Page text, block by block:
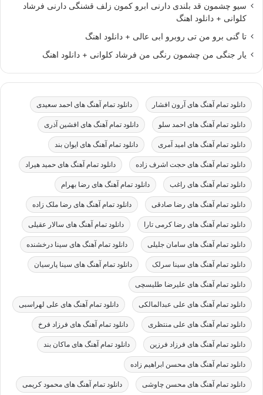
سیو چشمون قد بلندی دارنی ابرو کمون زلف قشنگی دارنی فرشاد
کلوانی + دانلود اهنگ
تا گنی برو من تی روبرو ابی عالی + دانلود اهنگ
یار جنگی من چشمون رنگی من فرشاد کلوانی + دانلود اهنگ
دانلود تمام آهنگ های آرون افشار دانلود تمام آهنگ های احمد سعیدی
دانلود تمام آهنگ های احمد سلو دانلود تمام آهنگ های افشین آذری
دانلود تمام آهنگ های امید آمری دانلود تمام آهنگ های ایوان بند
دانلود تمام آهنگ های حجت اشرف زاده دانلود تمام آهنگ های حمید هیراد
دانلود تمام آهنگ های راغب دانلود تمام آهنگ های رضا بهرام
دانلود تمام آهنگ های رضا صادقی دانلود تمام آهنگ های رضا ملک زاده
دانلود تمام آهنگ های رضا کرمی تارا دانلود تمام آهنگ های سالار عقیلی
دانلود تمام آهنگ های سامان جلیلی دانلود تمام آهنگ های سینا درخشنده
دانلود تمام آهنگ های سینا سرلک دانلود تمام آهنگ های سینا پارسیان
دانلود تمام آهنگ های علیرضا طلیسچی
دانلود تمام آهنگ های علی عبدالمالکی دانلود تمام آهنگ های علی لهراسبی
دانلود تمام آهنگ های علی منتظری دانلود تمام آهنگ های فرزاد فرخ
دانلود تمام آهنگ های فرزاد فرزین دانلود تمام آهنگ های ماکان بند
دانلود تمام آهنگ های محسن ابراهیم زاده
دانلود تمام آهنگ های محسن چاوشی دانلود تمام آهنگ های محمود کریمی